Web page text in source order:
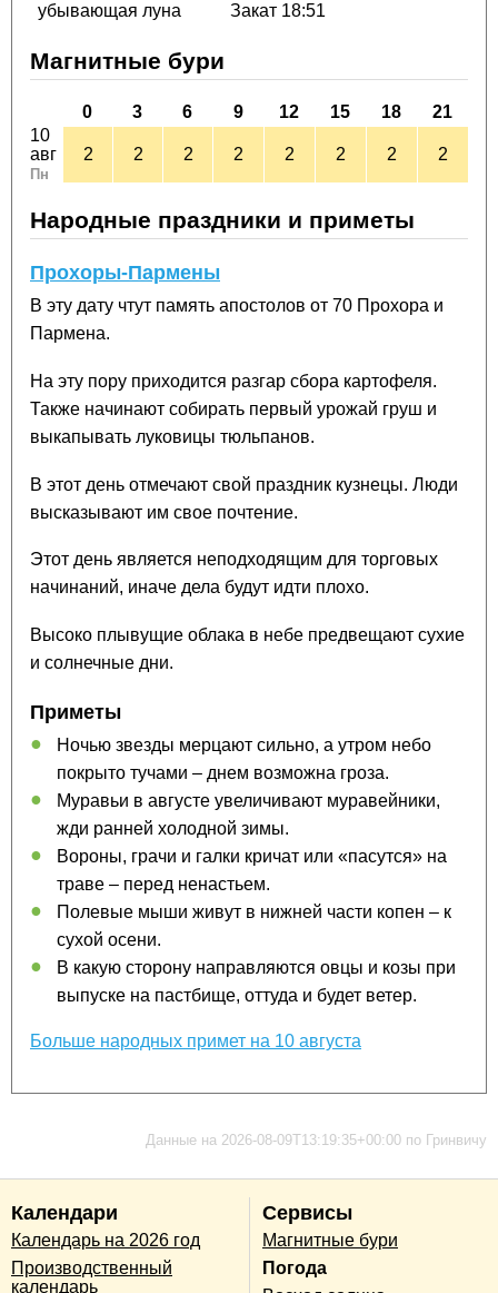
убывающая луна
Закат 18:51
Магнитные бури
0 3 6 9 12 15 18
21
10
авг
Пн
2 2 2 2 2 2 2 2
Народные праздники и приметы
Прохоры-Пармены
В эту дату чтут память апостолов от 70 Прохора и
Пармена.
На эту пору приходится разгар сбора картофеля.
Также начинают собирать первый урожай груш и
выкапывать луковицы тюльпанов.
В этот день отмечают свой праздник кузнецы. Люди
высказывают им свое почтение.
Этот день является неподходящим для торговых
начинаний, иначе дела будут идти плохо.
Высоко плывущие облака в небе предвещают сухие
и солнечные дни.
Приметы
Ночью звезды мерцают сильно, а утром небо
покрыто тучами – днем возможна гроза.
Муравьи в августе увеличивают муравейники,
жди ранней холодной зимы.
Вороны, грачи и галки кричат или «пасутся» на
траве – перед ненастьем.
Полевые мыши живут в нижней части копен – к
сухой осени.
В какую сторону направляются овцы и козы при
выпуске на пастбище, оттуда и будет ветер.
Больше народных примет на 10 августа
Данные на 2026-08-09T13:19:35+00:00 по Гринвичу
Календари
Календарь на 2026 год
Производственный
календарь
Сервисы
Магнитные бури
Погода